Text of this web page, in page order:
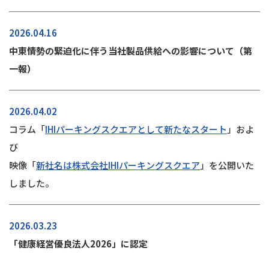
2026.04.16
中東情勢の緊迫化に伴う当社製品供給への影響について（第
一報）
2026.04.02
コラム「IHIパーキングスクエアとして新たなスタート 」およ
び
映像「新社名は株式会社IHIパーキングスクエア 」を公開いた
しました。
2026.03.23
「健康経営優良法人2026」に認定